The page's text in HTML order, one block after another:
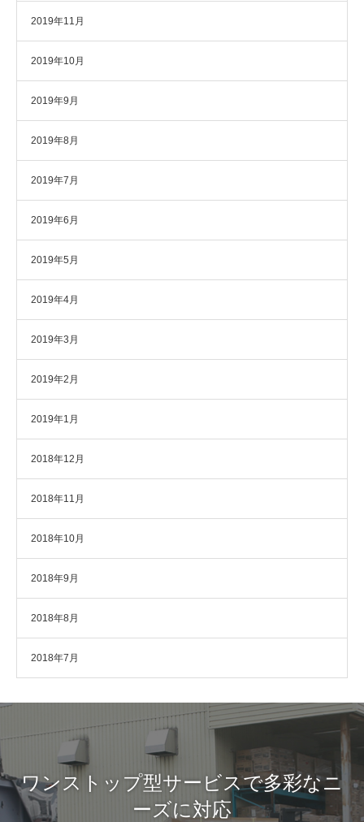
2019年11月
2019年10月
2019年9月
2019年8月
2019年7月
2019年6月
2019年5月
2019年4月
2019年3月
2019年2月
2019年1月
2018年12月
2018年11月
2018年10月
2018年9月
2018年8月
2018年7月
ワンストップ型サービスで多彩なニ
ーズに対応